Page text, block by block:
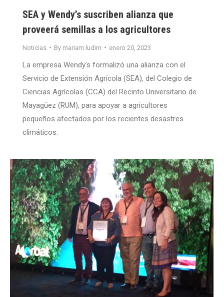
SEA y Wendy’s suscriben alianza que
proveerá semillas a los agricultores
Noticias By mariam.ludim enero 20, 2023
La empresa Wendy’s formalizó una alianza con el
Servicio de Extensión Agrícola (SEA), del Colegio de
Ciencias Agrícolas (CCA) del Recinto Universitario de
Mayagüez (RUM), para apoyar a agricultores
pequeños afectados por los recientes desastres
climáticos.